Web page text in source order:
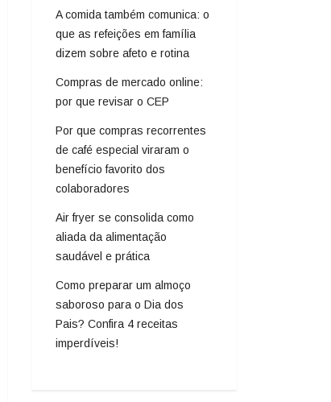
A comida também comunica: o
que as refeições em família
dizem sobre afeto e rotina
Compras de mercado online:
por que revisar o CEP
Por que compras recorrentes
de café especial viraram o
benefício favorito dos
colaboradores
Air fryer se consolida como
aliada da alimentação
saudável e prática
Como preparar um almoço
saboroso para o Dia dos
Pais? Confira 4 receitas
imperdíveis!